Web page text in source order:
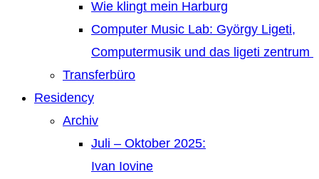
Wie klingt mein Harburg
Computer Music Lab: György Ligeti,
Computermusik und das ligeti zentrum
Transferbüro
Residency
Archiv
Juli – Oktober 2025:
Ivan Iovine